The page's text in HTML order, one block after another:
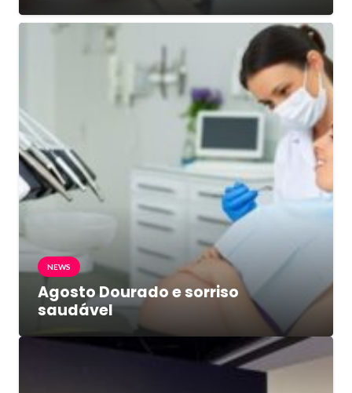
NEWS
Agosto Dourado e sorriso
saudável